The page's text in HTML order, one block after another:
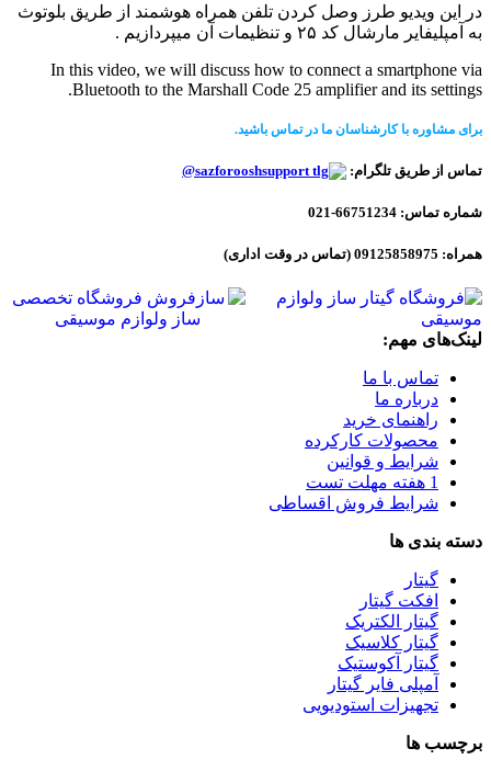
در این ویدیو طرز وصل کردن تلفن همراه هوشمند از طریق بلوتوث
به آمپلیفایر مارشال کد ۲۵ و تنظیمات آن میپردازیم .
In this video, we will discuss how to connect a smartphone via
Bluetooth to the Marshall Code 25 amplifier and its settings.
برای مشاوره با کارشناسان ما در تماس باشید.
تماس از طریق تلگرام:
شماره تماس: 66751234-021
همراه: 09125858975 (تماس در وقت اداری)
لینک‌های مهم:
تماس با ما
درباره ما
راهنمای خرید
محصولات کارکرده
شرایط و قوانین
1 هفته مهلت تست
شرایط فروش اقساطی
دسته بندی ها
گیتار
افکت گیتار
گیتار الکتریک
گیتار کلاسیک
گیتار آکوستیک
آمپلی فایر گیتار
تجهیزات استودیویی
برچسب ها